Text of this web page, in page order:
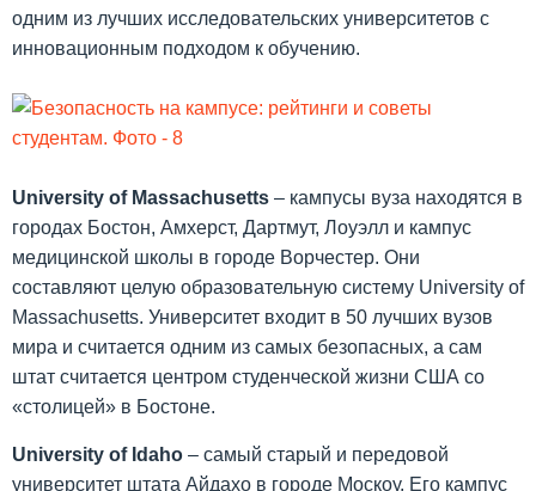
одним из лучших исследовательских университетов с
инновационным подходом к обучению.
University of Massachusetts – кампусы вуза находятся в
городах Бостон, Амхерст, Дартмут, Лоуэлл и кампус
медицинской школы в городе Ворчестер. Они
составляют целую образовательную систему University of
Massachusetts. Университет входит в 50 лучших вузов
мира и считается одним из самых безопасных, а сам
штат считается центром студенческой жизни США со
«столицей» в Бостоне.
University of Idaho – самый старый и передовой
университет штата Айдахо в городе Москоу. Его кампус